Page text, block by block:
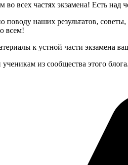
всех частях экзамена! Есть над
поводу наших результатов,
всем!
к устной части экзамена
из сообщества этого блога.